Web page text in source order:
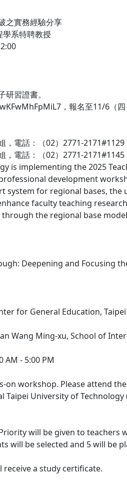
之實務經驗分享
系特聘教授
習證書。
，報名至11/6（四
，電話：（02）2771-
，電話：（02）2771-
is implementing the 2025
development
system for regional bases,
faculty teaching
the regional base
Deepening and Focusing
for General Education,
Wang Ming-xu, School of
AM - 5:00 PM
on workshop. Please attend
University of Technology
will be given to teachers
will be selected and 5 will be
receive a study certificate.